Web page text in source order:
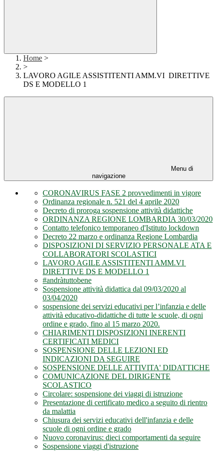
Home >
>
LAVORO AGILE ASSISTITENTI AMM.VI DIRETTIVE
DS E MODELLO 1
Menu di
navigazione
CORONAVIRUS FASE 2 provvedimenti in vigore
Ordinanza regionale n. 521 del 4 aprile 2020
Decreto di proroga sospensione attività didattiche
ORDINANZA REGIONE LOMBARDIA 30/03/2020
Contatto telefonico temporaneo d'Istituto lockdown
Decreto 22 marzo e ordinanza Regione Lombardia
DISPOSIZIONI DI SERVIZIO PERSONALE ATA E
COLLABORATORI SCOLASTICI
LAVORO AGILE ASSISTITENTI AMM.VI
DIRETTIVE DS E MODELLO 1
#andràtuttobene
Sospensione attività didattica dal 09/03/2020 al
03/04/2020
sospensione dei servizi educativi per l’infanzia e delle
attività educativo-didattiche di tutte le scuole, di ogni
ordine e grado, fino al 15 marzo 2020.
CHIARIMENTI DISPOSIZIONI INERENTI
CERTIFICATI MEDICI
SOSPENSIONE DELLE LEZIONI ED
INDICAZIONI DA SEGUIRE
SOSPENSIONE DELLE ATTIVITA' DIDATTICHE
COMUNICAZIONE DEL DIRIGENTE
SCOLASTICO
Circolare: sospensione dei viaggi di istruzione
Presentazione di certificato medico a seguito di rientro
da malattia
Chiusura dei servizi educativi dell'infanzia e delle
scuole di ogni ordine e grado
Nuovo coronavirus: dieci comportamenti da seguire
Sospensione viaggi d'istruzione